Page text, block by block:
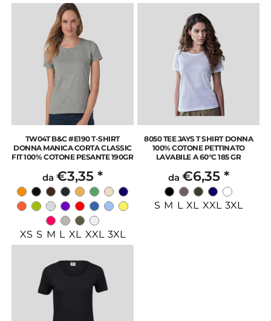
TW04T B&C #E190 T-SHIRT
DONNA MANICA CORTA CLASSIC
FIT 100% COTONE PESANTE 190GR
da €3,35 *
XS S M L XL XXL 3XL
8050 TEE JAYS T SHIRT DONNA
100% COTONE PETTINATO
LAVABILE A 60°C 185 GR
da €6,35 *
S M L XL XXL 3XL